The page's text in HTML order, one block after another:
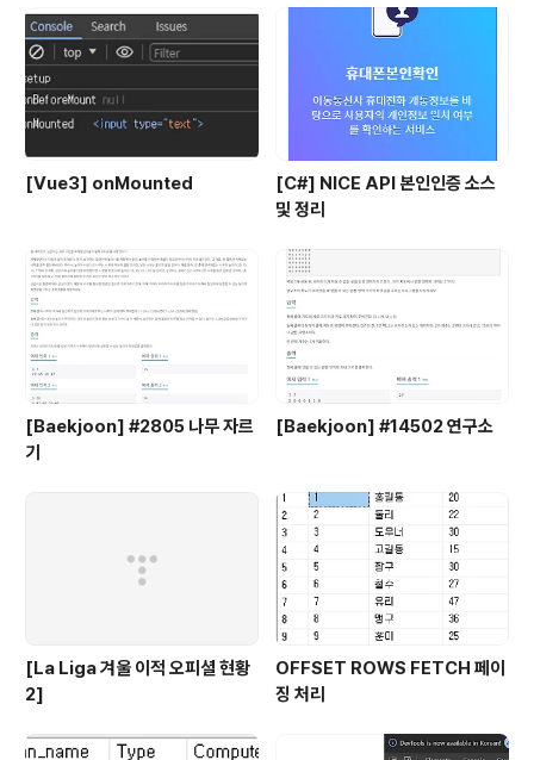
초로 설정했긴 때문으로 30초 후 부터다시 코드를 실행.--
------------------------------ 31초 후 새로고침-
VaryByP..
[Vue3] onMounted
[C#] NICE API 본인인증 소스
및 정리
[Baekjoon] #2805 나무 자르
기
[Baekjoon] #14502 연구소
[La Liga 겨울 이적 오피셜 현황
2]
OFFSET ROWS FETCH 페이
징 처리